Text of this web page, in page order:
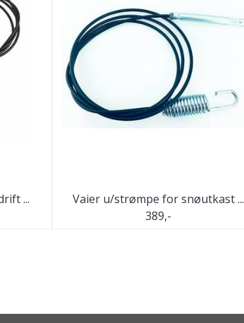
...
Vaier u/strømpe for snøutkast ...
389,-